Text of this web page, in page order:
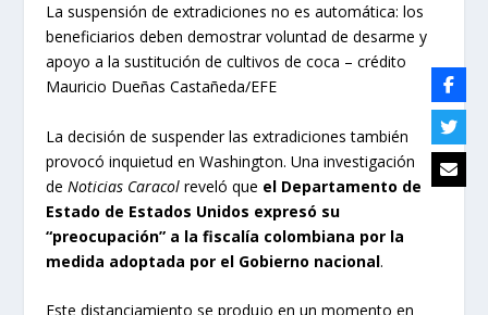
La suspensión de extradiciones no es automática: los
beneficiarios deben demostrar voluntad de desarme y
apoyo a la sustitución de cultivos de coca – crédito
Mauricio Dueñas Castañeda/EFE
La decisión de suspender las extradiciones también
provocó inquietud en Washington. Una investigación
deNoticias Caracol reveló que el Departamento de
Estado de Estados Unidos expresó su
“preocupación” a la fiscalía colombiana por la
medida adoptada por el Gobierno nacional.
Este distanciamiento se produjo en un momento en